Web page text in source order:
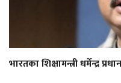
भारतका शिक्षामन्त्री धर्मेन्द्र